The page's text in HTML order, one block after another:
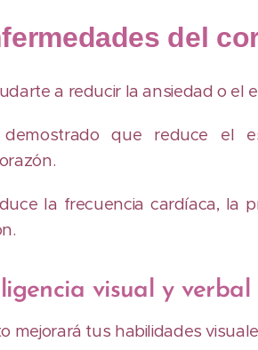
del
a reducir la ansiedad o el
que reduce el
la frecuencia cardíaca, la
visual y verbal
mejorará tus habilidades